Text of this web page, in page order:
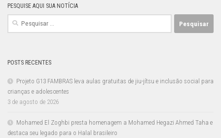
PESQUISE AQUI SUA NOTÍCIA
Pesquisar
POSTS RECENTES
Projeto G13 FAMBRAS leva aulas gratuitas de jiu-jítsu e inclusão social para
crianças e adolescentes
3 de agosto de 2026
Mohamed El Zoghbi presta homenagem a Mohamed Hegazi Ahmed Taha e
destaca seu legado para o Halal brasileiro